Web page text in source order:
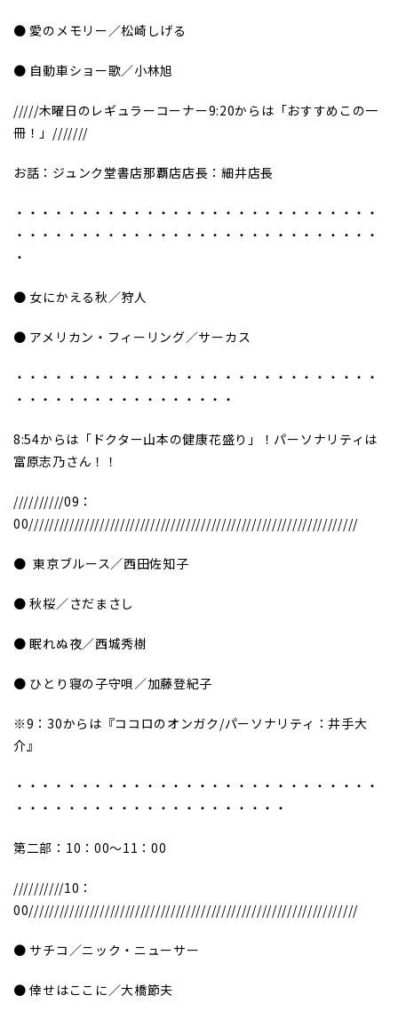
● 愛のメモリー／松崎しげる
● 自動車ショー歌／小林旭
/////木曜日のレギュラーコーナー9:20からは「おすすめこの一
冊！」///////
お話：ジュンク堂書店那覇店店長：細井店長
・・・・・・・・・・・・・・・・・・・・・・・・・・・・
・・・・・・・・・・・・・・・・・・・・・・・・・・・・
・
● 女にかえる秋／狩人
● アメリカン・フィーリング／サーカス
・・・・・・・・・・・・・・・・・・・・・・・・・・・・
・・・・・・・・・・・・・・・・・
8:54からは「ドクター山本の健康花盛り」！パーソナリティは
富原志乃さん！！
//////////09：
00/////////////////////////////////////////////////////////////////
● 東京ブルース／西田佐知子
● 秋桜／さだまさし
● 眠れぬ夜／西城秀樹
● ひとり寝の子守唄／加藤登紀子
※9：30からは『ココロのオンガク/パーソナリティ：井手大
介』
・・・・・・・・・・・・・・・・・・・・・・・・・・・・
・・・・・・・・・・・・・・・・・・・・・
第二部：10：00～11：00
//////////10：
00/////////////////////////////////////////////////////////////////
● サチコ／ニック・ニューサー
● 倖せはここに／大橋節夫